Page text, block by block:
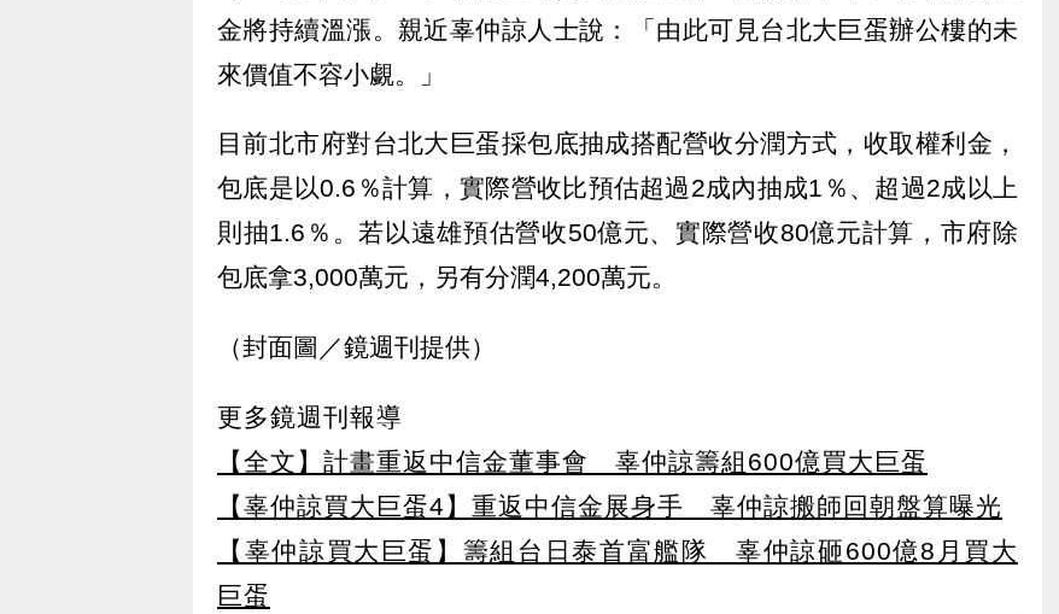
金將持續溫漲。親近辜仲諒人士說：「由此可見台北大巨蛋辦公樓的未
來價值不容小覷。」
目前北市府對台北大巨蛋採包底抽成搭配營收分潤方式，收取權利金，
包底是以0.6％計算，實際營收比預估超過2成內抽成1％、超過2成以上
則抽1.6％。若以遠雄預估營收50億元、實際營收80億元計算，市府除
包底拿3,000萬元，另有分潤4,200萬元。
（封面圖／鏡週刊提供）
更多鏡週刊報導
【全文】計畫重返中信金董事會 辜仲諒籌組600億買大巨蛋
【辜仲諒買大巨蛋4】重返中信金展身手 辜仲諒搬師回朝盤算曝光
【辜仲諒買大巨蛋】籌組台日泰首富艦隊 辜仲諒砸600億8月買大
巨蛋